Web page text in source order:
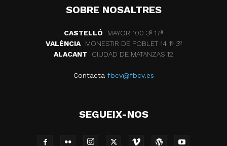
SOBRE NOSALTRES
CASTELLÓ
MAYOR 100 3º 17ª
VALÈNCIA
MONESTIR DE POBLET 14 1ª 3º
ALACANT
CIUDAD DE MATANZAS 12
Contacta fbcv@fbcv.es
SEGUEIX-NOS